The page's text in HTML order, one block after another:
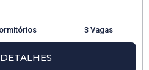
3 Vagas